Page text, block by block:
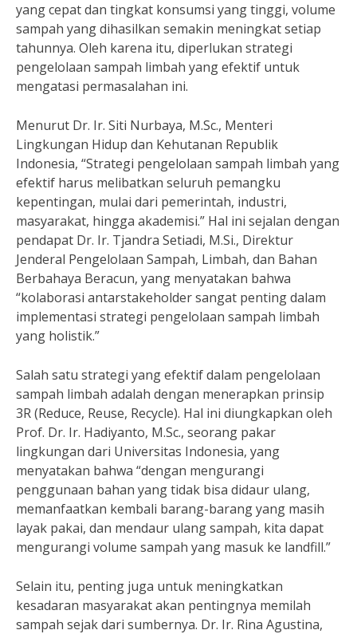
yang cepat dan tingkat konsumsi yang tinggi, volume
sampah yang dihasilkan semakin meningkat setiap
tahunnya. Oleh karena itu, diperlukan strategi
pengelolaan sampah limbah yang efektif untuk
mengatasi permasalahan ini.
Menurut Dr. Ir. Siti Nurbaya, M.Sc., Menteri
Lingkungan Hidup dan Kehutanan Republik
Indonesia, “Strategi pengelolaan sampah limbah yang
efektif harus melibatkan seluruh pemangku
kepentingan, mulai dari pemerintah, industri,
masyarakat, hingga akademisi.” Hal ini sejalan dengan
pendapat Dr. Ir. Tjandra Setiadi, M.Si., Direktur
Jenderal Pengelolaan Sampah, Limbah, dan Bahan
Berbahaya Beracun, yang menyatakan bahwa
“kolaborasi antarstakeholder sangat penting dalam
implementasi strategi pengelolaan sampah limbah
yang holistik.”
Salah satu strategi yang efektif dalam pengelolaan
sampah limbah adalah dengan menerapkan prinsip
3R (Reduce, Reuse, Recycle). Hal ini diungkapkan oleh
Prof. Dr. Ir. Hadiyanto, M.Sc., seorang pakar
lingkungan dari Universitas Indonesia, yang
menyatakan bahwa “dengan mengurangi
penggunaan bahan yang tidak bisa didaur ulang,
memanfaatkan kembali barang-barang yang masih
layak pakai, dan mendaur ulang sampah, kita dapat
mengurangi volume sampah yang masuk ke landfill.”
Selain itu, penting juga untuk meningkatkan
kesadaran masyarakat akan pentingnya memilah
sampah sejak dari sumbernya. Dr. Ir. Rina Agustina,